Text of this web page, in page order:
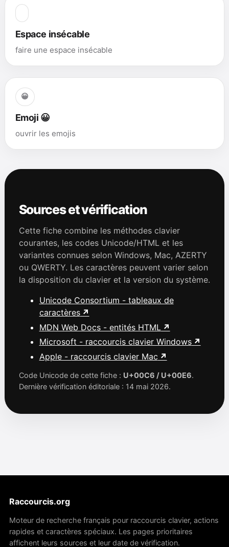
Espace insécable
faire une espace insécable
😀
Emoji 😀
ouvrir les emojis
Sources et vérification
Cette fiche combine les méthodes clavier
courantes, les codes Unicode/HTML et les
variantes connues selon Windows, Mac, AZERTY
ou QWERTY. Les caractères peuvent varier selon
la disposition du clavier et la version du système.
Unicode Consortium - tableaux de
caractères
MDN Web Docs - entités HTML
Microsoft - raccourcis clavier Windows
Apple - raccourcis clavier Mac
Code Unicode de cette fiche : U+00C6 / U+00E6.
Dernière vérification éditoriale : 14 mai 2026.
Raccourcis.org
Moteur de recherche français pour raccourcis clavier, actions
rapides et caractères spéciaux. Les pages prioritaires
affichent leurs sources et leur date de vérification.